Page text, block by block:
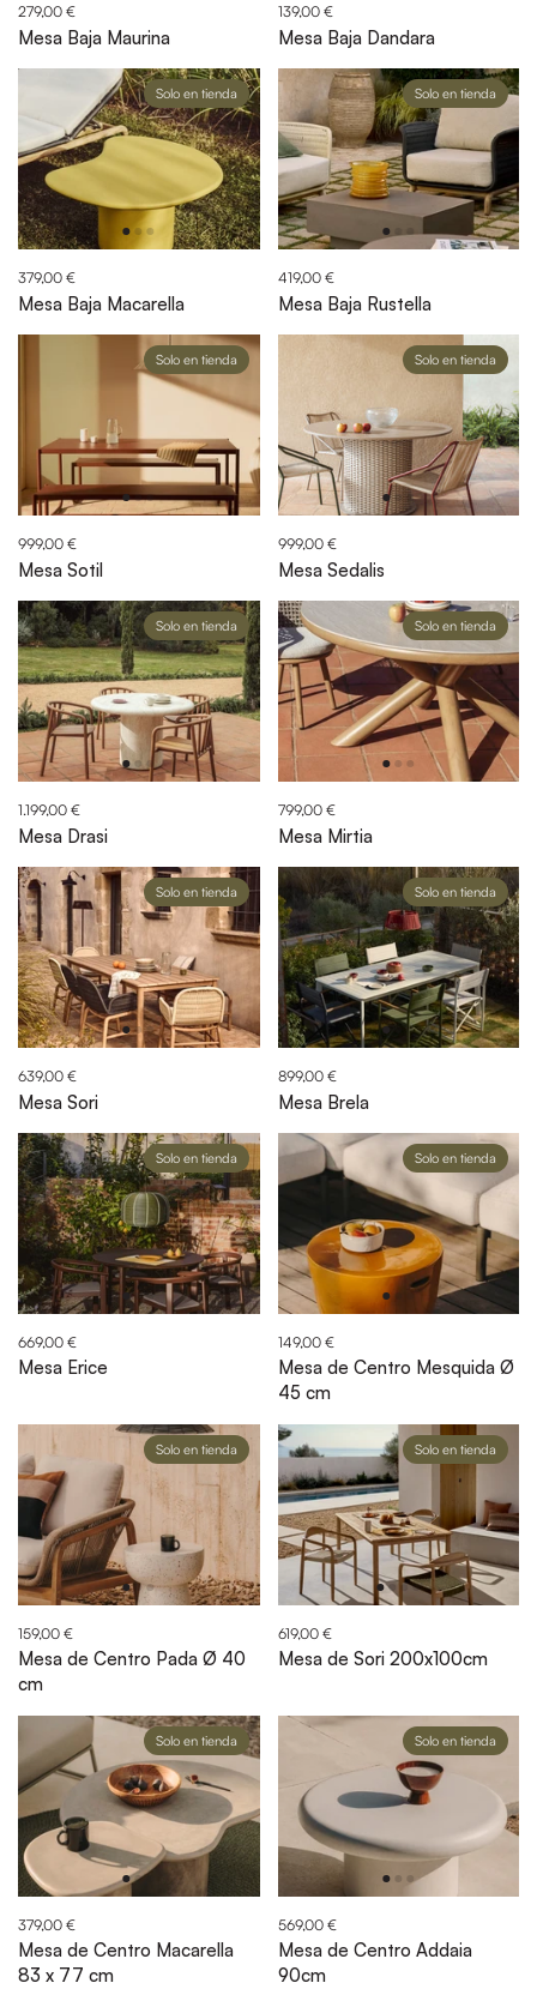
279,00 €
Mesa Baja Maurina
139,00 €
Mesa Baja Dandara
379,00 €
Mesa Baja Macarella
Solo en tienda
419,00 €
Mesa Baja Rustella
Solo en tienda
999,00 €
Mesa Sotil
Solo en tienda
999,00 €
Mesa Sedalis
Solo en tienda
1.199,00 €
Mesa Drasi
Solo en tienda
799,00 €
Mesa Mirtia
Solo en tienda
639,00 €
Mesa Sori
Solo en tienda
899,00 €
Mesa Brela
Solo en tienda
669,00 €
Mesa Erice
Solo en tienda
149,00 €
Mesa de Centro Mesquida Ø
45 cm
Solo en tienda
159,00 €
Mesa de Centro Pada Ø 40
cm
Solo en tienda
619,00 €
Mesa de Sori 200x100cm
Solo en tienda
379,00 €
Mesa de Centro Macarella
83 x 77 cm
Solo en tienda
569,00 €
Mesa de Centro Addaia
90cm
Solo en tienda